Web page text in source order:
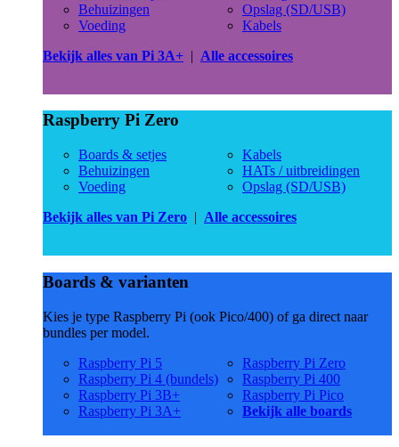
Behuizingen
Voeding
Opslag (SD/USB)
Kabels
Bekijk alles van Pi 3A+ | Alle accessoires
Raspberry Pi Zero
Boards & setjes
Behuizingen
Voeding
Kabels
HATs / uitbreidingen
Opslag (SD/USB)
Bekijk alles van Pi Zero | Alle accessoires
Boards & varianten
Kies je type Raspberry Pi (ook Pico/400) of ga direct naar
bundles per model.
Raspberry Pi 5
Raspberry Pi 4 (bundels)
Raspberry Pi 3B+
Raspberry Pi 3A+
Raspberry Pi Zero
Raspberry Pi 400
Raspberry Pi Pico
Bekijk alle boards